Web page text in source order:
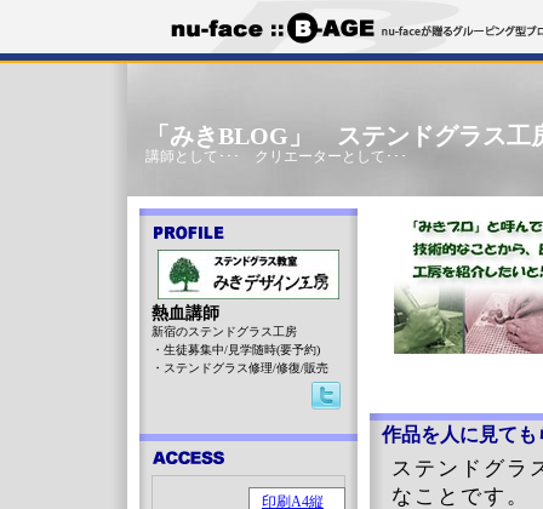
「みきBLOG」 ステンドグラス工
講師として･･･ クリエーターとして･･･
作品を人に見て
ステンドグラ
なことです。
熱血講師
新宿のステンドグラス工房
・生徒募集中/見学随時(要予約)
・ステンドグラス修理/修復/販売